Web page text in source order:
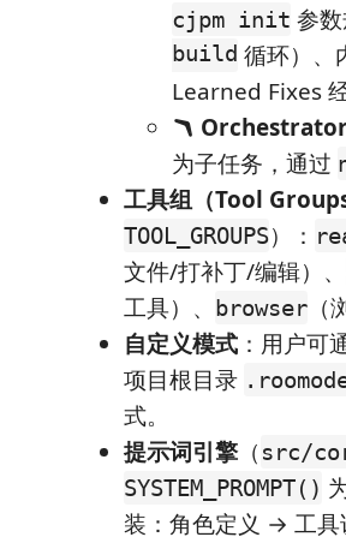
cjpm init 参
build 循环）、
Learned Fixes
🪃
为子任务，通过
工具组（Tool Groups
TOOL_GROUPS）：
文件/打补丁/编辑）、
工具）、
browser
自定义模式 ：用户可
项目根目录
式。
提示词引擎（ src/
SYSTEM_PROMPT()
装：角色定义 → 工